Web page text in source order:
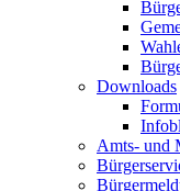
Downloads
Amts- und